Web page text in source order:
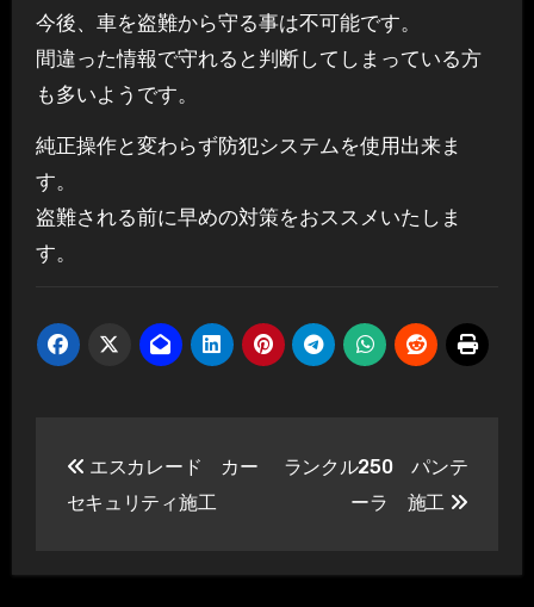
今後、車を盗難から守る事は不可能です。
間違った情報で守れると判断してしまっている方
も多いようです。
純正操作と変わらず防犯システムを使用出来ま
す。
盗難される前に早めの対策をおススメいたしま
す。
ビ
エスカレード カー
セキュリティ施工
ランクル250 パンテ
ーラ 施工